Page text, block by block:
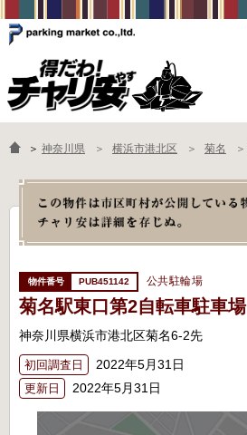
物件一覧
よくあるご質問
＞ 神奈川県 横浜市港北区 菊名
PUB451142 公共駐輪場
菊名駅東口第2自転車駐車場
神奈川県横浜市港北区菊名6-2先
初回調査日 2022年5月31日
更新日 2022年5月31日